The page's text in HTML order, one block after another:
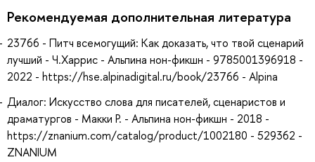
Рекомендуемая дополнительная литература
23766 - Питч всемогущий: Как доказать, что твой сценарий
лучший - Ч.Харрис - Альпина нон-фикшн - 9785001396918 -
2022 - https://hse.alpinadigital.ru/book/23766 - Alpina
Диалог: Искусство слова для писателей, сценаристов и
драматургов - Макки Р. - Альпина нон-фикшн - 2018 -
https://znanium.com/catalog/product/1002180 - 529362 -
ZNANIUM